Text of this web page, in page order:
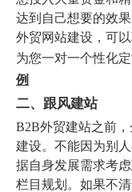
达到自己想要的效
外贸网站建设，可
为您一对一个性化
例
二、跟风建站
B2B外贸建站之前
建设。不能因为别
据自身发展需求考
栏目规划。如果不